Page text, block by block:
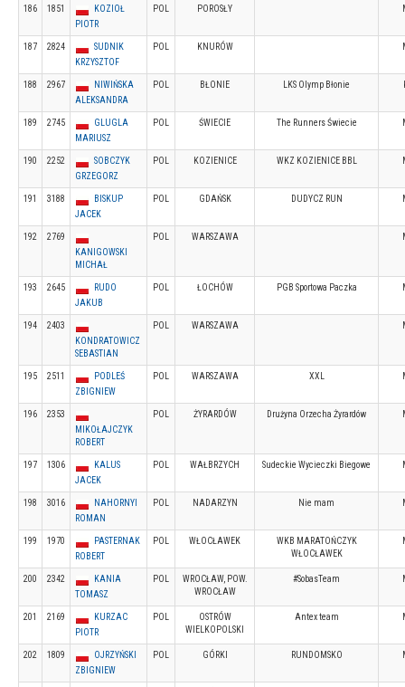
186 1851
KOZIOŁ
PIOTR
POL POROSŁY
187 2824
SUDNIK
KRZYSZTOF
POL KNURÓW
188 2967
NIWIŃSKA
ALEKSANDRA
POL BŁONIE LKS Olymp Błonie
189 2745
GLUGLA
MARIUSZ
POL ŚWIECIE The Runners Świecie
190 2252
SOBCZYK
GRZEGORZ
POL KOZIENICE WKZ KOZIENICE BBL
191 3188
BISKUP
JACEK
POL GDAŃSK DUDYCZ RUN
192
2769
KANIGOWSKI
MICHAŁ
POL WARSZAWA
193 2645
RUDO
JAKUB
POL ŁOCHÓW PGB Sportowa Paczka
194
2403
KONDRATOWICZ
SEBASTIAN
POL WARSZAWA
195 2511
PODLEŚ
ZBIGNIEW
POL WARSZAWA XXL
196
2353
MIKOŁAJCZYK
ROBERT
POL ŻYRARDÓW Drużyna Orzecha Żyrardów
197 1306
KALUS
JACEK
POL WAŁBRZYCH Sudeckie Wycieczki Biegowe
198 3016
NAHORNYI
ROMAN
POL NADARZYN Nie mam
199 1970
PASTERNAK
ROBERT
POL WŁOCŁAWEK
WKB MARATOŃCZYK
WŁOCŁAWEK
200 2342
KANIA
TOMASZ
POL
WROCŁAW, POW.
WROCŁAW
#SobasTeam
201 2169
KURZAC
PIOTR
POL
OSTRÓW
WIELKOPOLSKI
Antex team
202 1809
OJRZYŃSKI
ZBIGNIEW
POL GÓRKI RUNDOMSKO